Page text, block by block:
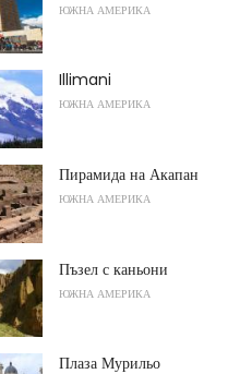
ЮЖНА АМЕРИКА
Illimani
ЮЖНА АМЕРИКА
Пирамида на Акапан
ЮЖНА АМЕРИКА
Пъзел с каньони
ЮЖНА АМЕРИКА
Плаза Мурильо